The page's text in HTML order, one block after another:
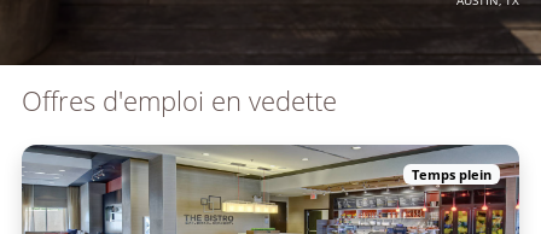
Offres d'emploi en vedette
Temps plein